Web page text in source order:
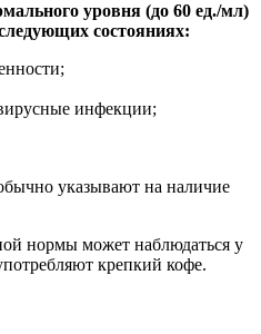
уровня (до 60 ед./мл)
состояниях:
инфекции;
указывают на наличие
нормы может наблюдаться у
крепкий кофе.